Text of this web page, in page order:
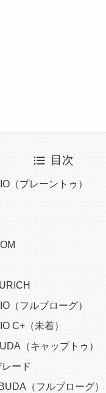
目次
（プレーントゥ）
（フルブローグ）
C+（未着）
（キャップトゥ）
ード
（フルブローグ）